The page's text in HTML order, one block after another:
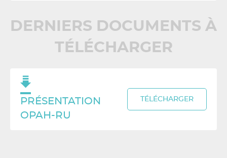
DERNIERS DOCUMENTS À
TÉLÉCHARGER
PRÉSENTATION
OPAH-RU
TÉLÉCHARGER